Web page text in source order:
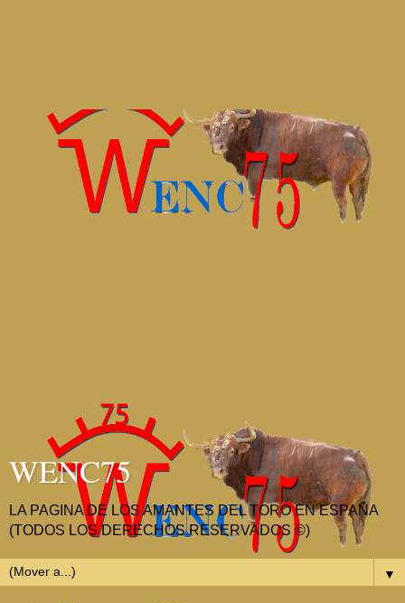
WENC75
LA PAGINA DE LOS AMANTES DEL TORO EN ESPAÑA
(TODOS LOS DERECHOS RESERVADOS ©)
▼